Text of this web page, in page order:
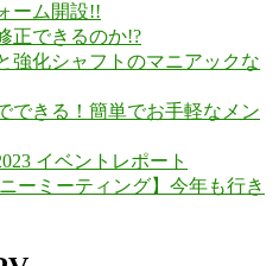
ーム開設!!
正できるのか!?
強化シャフトのマニアックな
できる！簡単でお手軽なメン
イベントレポート
ーミーティング】今年も行き